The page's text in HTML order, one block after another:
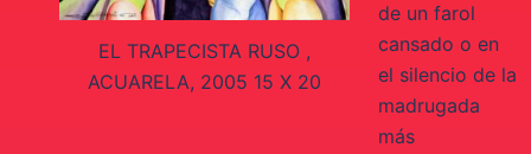
EL TRAPECISTA RUSO ,
ACUARELA, 2005 15 X 20
de un farol
cansado o en
el silencio de la
madrugada
más